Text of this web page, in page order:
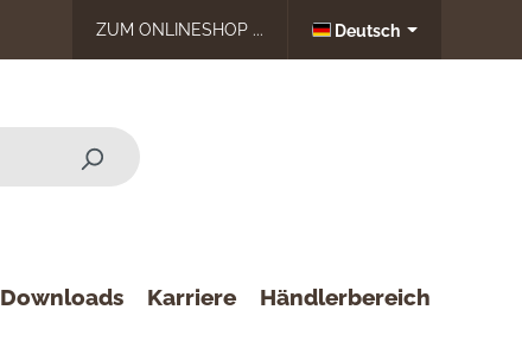
ZUM ONLINESHOP ... Deutsch
Downloads Karriere Händlerbereich